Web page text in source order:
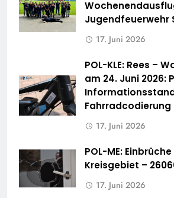
Jugendfeuerwehr
17. Juni 2026
POL-KLE: Rees –
am 24. Juni 2026:
17. Juni 2026
POL-ME:
Kreisgebiet –
17. Juni 2026